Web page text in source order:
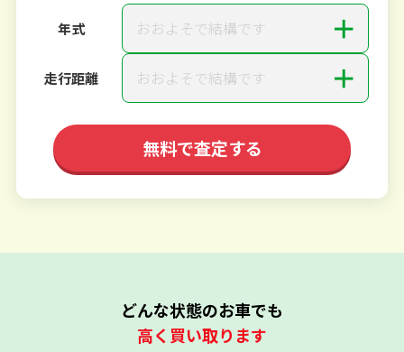
年式 おおよそで結構です ＋
走行距離 おおよそで結構です ＋
無料で査定する
どんな状態のお車でも
高く買い取ります